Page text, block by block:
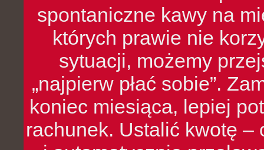
spontaniczne kawy na
których prawie nie
sytuacji, możemy
„najpierw płać sobie”.
koniec miesiąca, lepiej
rachunek. Ustalić kwotę